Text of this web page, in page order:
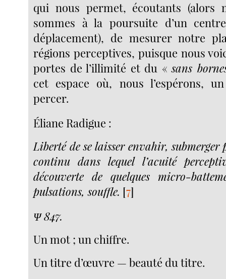
qui nous permet, écoutants (alors
sommes à la poursuite d’un
déplacement), de mesurer notre
régions perceptives, puisque nous
portes de l’illimité et du «sans
cet espace où, nous l’espérons,
percer.
Éliane Radigue :
Liberté de se laisser envahir,
continu dans lequel l’acuité
découverte de quelques micro-
pulsations, souffle. [7]
Ψ 847.
Un mot ; un chiffre.
Un titre d’œuvre — beauté du titre.